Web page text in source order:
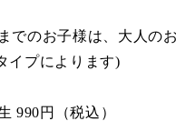
でのお子様は、大人の
イプによります)
990円（税込）